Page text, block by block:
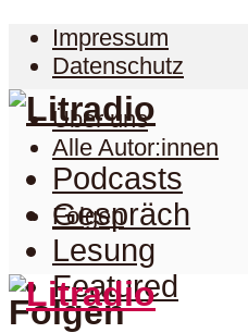
Impressum
Datenschutz
Über uns
Alle Autor:innen
Folgen
Folgen
Podcasts
Gespräch
Lesung
Featured